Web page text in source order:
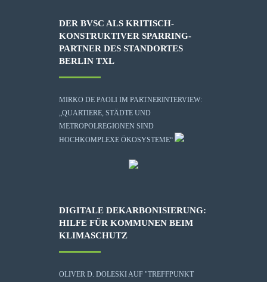
DER BVSC ALS KRITISCH-
KONSTRUKTIVER SPARRING-
PARTNER DES STANDORTES
BERLIN TXL
MIRKO DE PAOLI IM PARTNERINTERVIEW:
„QUARTIERE, STÄDTE UND
METROPOLREGIONEN SIND
HOCHKOMPLEXE ÖKOSYSTEME“
DIGITALE DEKARBONISIERUNG:
HILFE FÜR KOMMUNEN BEIM
KLIMASCHUTZ
OLIVER D. DOLESKI AUF "TREFFPUNKT